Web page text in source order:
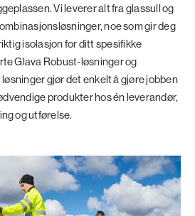
Vi leverer alt fra glassull og
noe som gir deg
isolasjon for ditt spesifikke
Glava Robust-løsninger og
gjør det enkelt å gjøre jobben
produkter hos én leverandør,
og utførelse.